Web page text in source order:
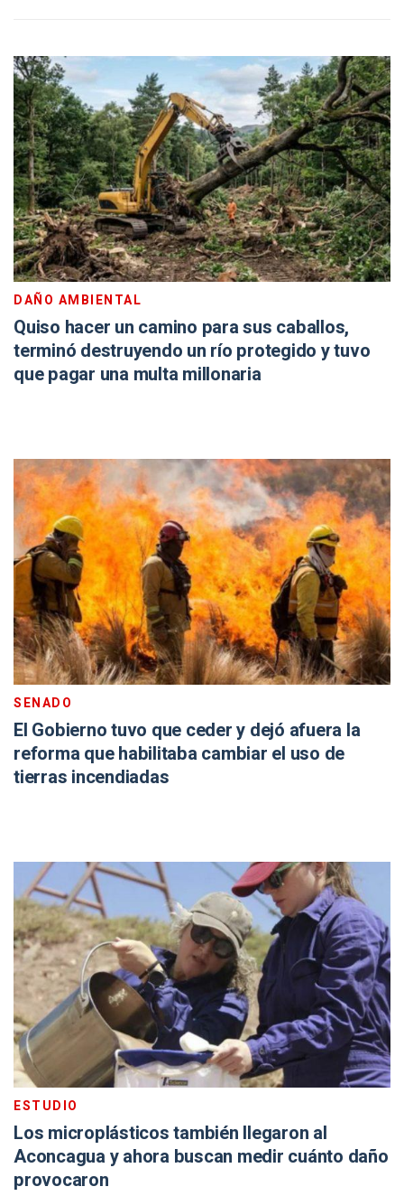
DAÑO AMBIENTAL
Quiso hacer un camino para sus caballos,
terminó destruyendo un río protegido y tuvo
que pagar una multa millonaria
SENADO
El Gobierno tuvo que ceder y dejó afuera la
reforma que habilitaba cambiar el uso de
tierras incendiadas
ESTUDIO
Los microplásticos también llegaron al
Aconcagua y ahora buscan medir cuánto daño
provocaron